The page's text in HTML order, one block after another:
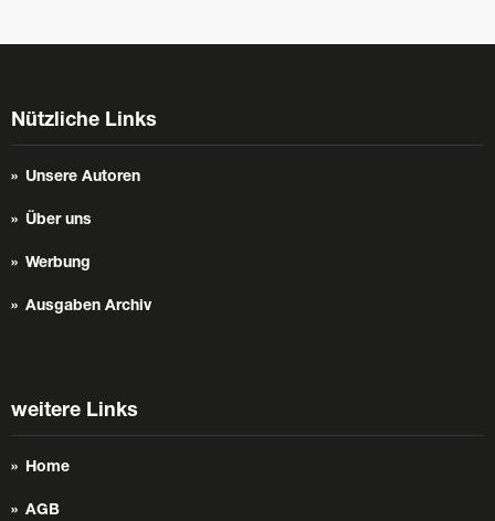
Nützliche Links
Unsere Autoren
Über uns
Werbung
Ausgaben Archiv
weitere Links
Home
AGB